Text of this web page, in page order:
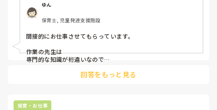
ゆん
保育士, 児童発達支援施設
間接的にお仕事させてもらっています。
作業の先生は
専門的な知識が桁違いなので
助かっています。
回答をもっと見る
保育・お仕事